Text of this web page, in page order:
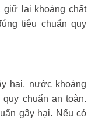
giữ lại khoáng chất
tiêu chuẩn quy
hại, nước khoáng
chuẩn an toàn.
gây hại. Nếu có